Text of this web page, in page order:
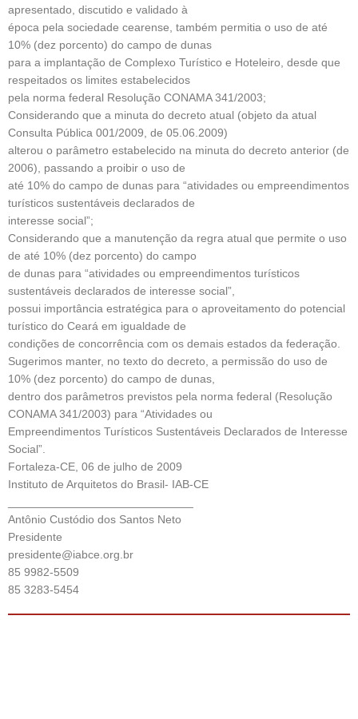
apresentado, discutido e validado à
época pela sociedade cearense, também permitia o uso de até
10% (dez porcento) do campo de dunas
para a implantação de Complexo Turístico e Hoteleiro, desde que
respeitados os limites estabelecidos
pela norma federal Resolução CONAMA 341/2003;
Considerando que a minuta do decreto atual (objeto da atual
Consulta Pública 001/2009, de 05.06.2009)
alterou o parâmetro estabelecido na minuta do decreto anterior (de
2006), passando a proibir o uso de
até 10% do campo de dunas para “atividades ou empreendimentos
turísticos sustentáveis declarados de
interesse social”;
Considerando que a manutenção da regra atual que permite o uso
de até 10% (dez porcento) do campo
de dunas para “atividades ou empreendimentos turísticos
sustentáveis declarados de interesse social”,
possui importância estratégica para o aproveitamento do potencial
turístico do Ceará em igualdade de
condições de concorrência com os demais estados da federação.
Sugerimos manter, no texto do decreto, a permissão do uso de
10% (dez porcento) do campo de dunas,
dentro dos parâmetros previstos pela norma federal (Resolução
CONAMA 341/2003) para “Atividades ou
Empreendimentos Turísticos Sustentáveis Declarados de Interesse
Social”.
Fortaleza-CE, 06 de julho de 2009
Instituto de Arquitetos do Brasil- IAB-CE
Antônio Custódio dos Santos Neto
Presidente
presidente@iabce.org.br
85 9982-5509
85 3283-5454